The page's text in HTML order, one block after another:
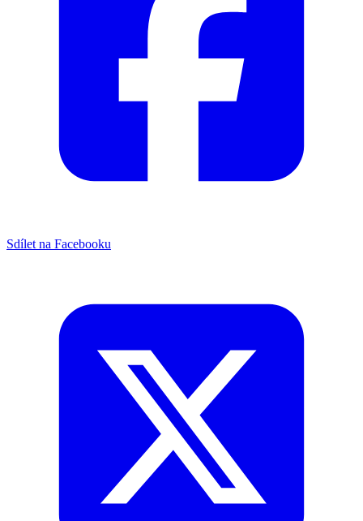
Sdílet na Facebooku